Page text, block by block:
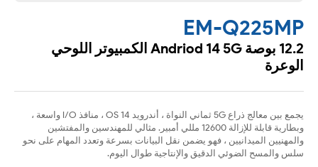
EM-Q225MP
12.2 بوصة Andriod 14 5G الكمبيوتر اللوحي
الوعرة
يجمع بين معالج ذراع 5G ثماني النواة ، أندرويد 14 OS ، منافذ I/O واسعة ،
وبطارية قابلة للإزالة 12600 مللي أمبير. مثالي للمهندسين والمفتشين
والمهنيين الميدانيين ، فهو يضمن نقل البيانات بسرعة وتعدد المهام على نحو
سلس والمسح الضوئي الدقيق والإنتاجية طوال اليوم.